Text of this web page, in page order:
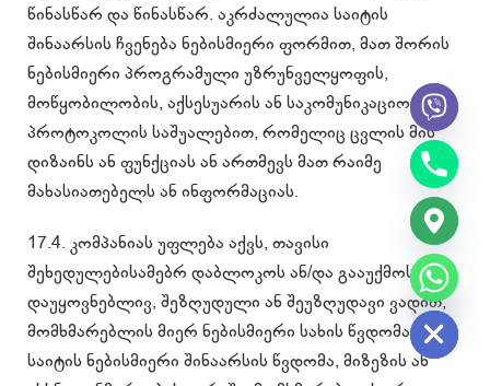
წინასწარ და წინასწარ. აკრძალულია საიტის
შინაარსის ჩვენება ნებისმიერი ფორმით, მათ შორის
ნებისმიერი პროგრამული უზრუნველყოფის,
მოწყობილობის, აქსესუარის ან საკომუნიკაციო
პროტოკოლის საშუალებით, რომელიც ცვლის მის
დიზაინს ან ფუნქციას ან ართმევს მათ რაიმე
მახასიათებელს ან ინფორმაციას.
17.4. კომპანიას უფლება აქვს, თავისი
შეხედულებისამებრ დაბლოკოს ან/და გააუქმოს
დაუყოვნებლივ, შეზღუდული ან შეუზღუდავი ვადით,
მომხმარებლის მიერ ნებისმიერი სახის წვდომა ან/და
საიტის ნებისმიერი შინაარსის წვდომა, მიზეზის ან
Hide
chaty